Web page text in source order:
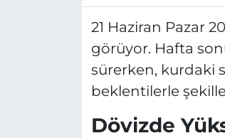
21 Haziran Pazar
görüyor. Hafta
sürerken, kurdaki
beklentilerle
Dövizde